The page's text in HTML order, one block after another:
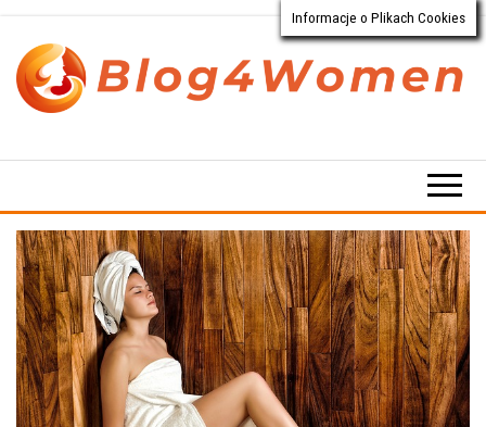
treści
o dla
Informacje o Plikach Cookies